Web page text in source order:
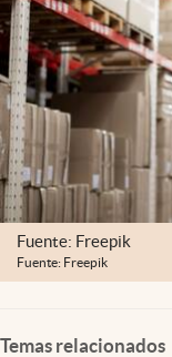
abre en nueva pestaña
México
Fuente: Freepik
Fuente: Freepik
Temas relacionados